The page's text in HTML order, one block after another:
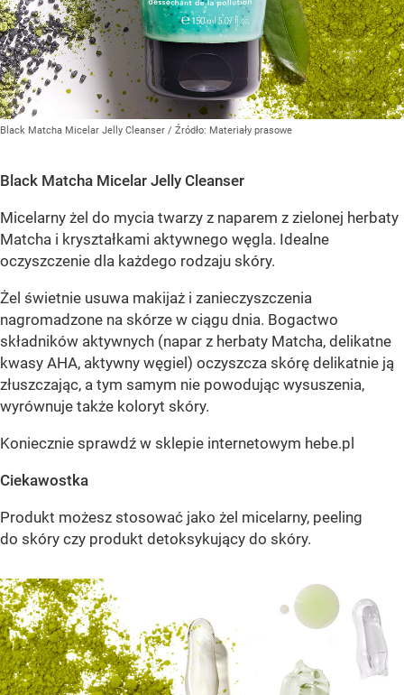
Black Matcha Micelar Jelly Cleanser / Źródło: Materiały prasowe
Black Matcha Micelar Jelly Cleanser
Micelarny żel do mycia twarzy z naparem z zielonej herbaty
Matcha i kryształkami aktywnego węgla. Idealne
oczyszczenie dla każdego rodzaju skóry.
Żel świetnie usuwa makijaż i zanieczyszczenia
nagromadzone na skórze w ciągu dnia. Bogactwo
składników aktywnych (napar z herbaty Matcha, delikatne
kwasy AHA, aktywny węgiel) oczyszcza skórę delikatnie ją
złuszczając, a tym samym nie powodując wysuszenia,
wyrównuje także koloryt skóry.
Koniecznie sprawdź w sklepie internetowym hebe.pl
Ciekawostka
Produkt możesz stosować jako żel micelarny, peeling
do skóry czy produkt detoksykujący do skóry.